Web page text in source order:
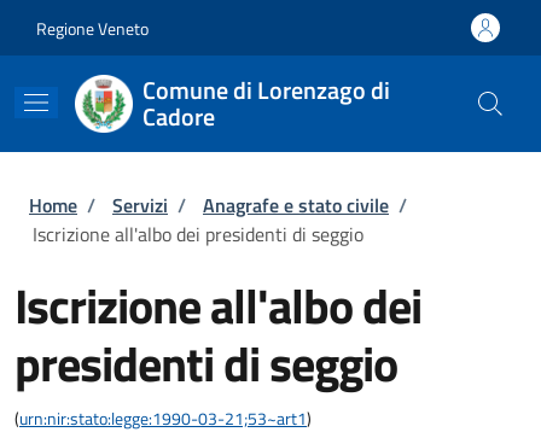
Regione Veneto
Comune di Lorenzago di
Cadore
Briciole di pane
Home / Servizi / Anagrafe e stato civile /
Iscrizione all'albo dei presidenti di seggio
Iscrizione all'albo dei
presidenti di seggio
(urn:nir:stato:legge:1990-03-21;53~art1)